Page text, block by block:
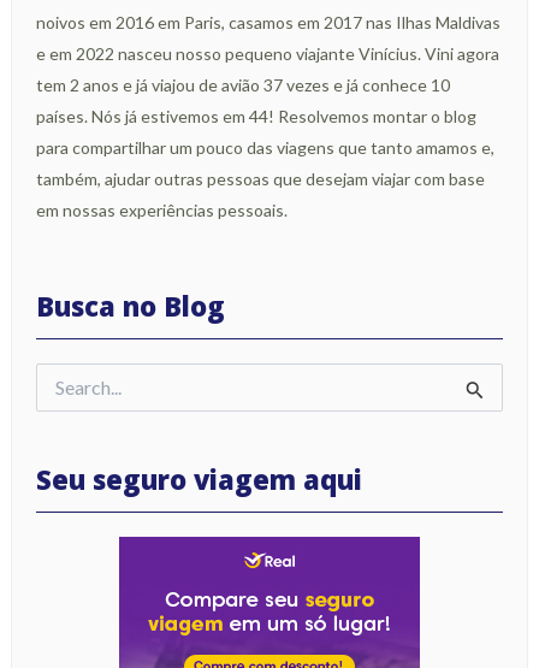
noivos em 2016 em Paris, casamos em 2017 nas Ilhas Maldivas
e em 2022 nasceu nosso pequeno viajante Vinícius. Vini agora
tem 2 anos e já viajou de avião 37 vezes e já conhece 10
países. Nós já estivemos em 44! Resolvemos montar o blog
para compartilhar um pouco das viagens que tanto amamos e,
também, ajudar outras pessoas que desejam viajar com base
em nossas experiências pessoais.
Busca no Blog
Pesquisar
por:
Seu seguro viagem aqui